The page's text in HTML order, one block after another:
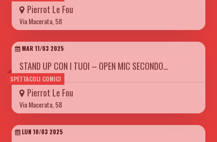
Pierrot Le Fou
Via Macerata, 58
SPETTACOLI COMICI
MAR 11/03 2025
STAND UP CON I TUOI – OPEN MIC SECONDO…
Pierrot Le Fou
Via Macerata, 58
LUN 10/03 2025